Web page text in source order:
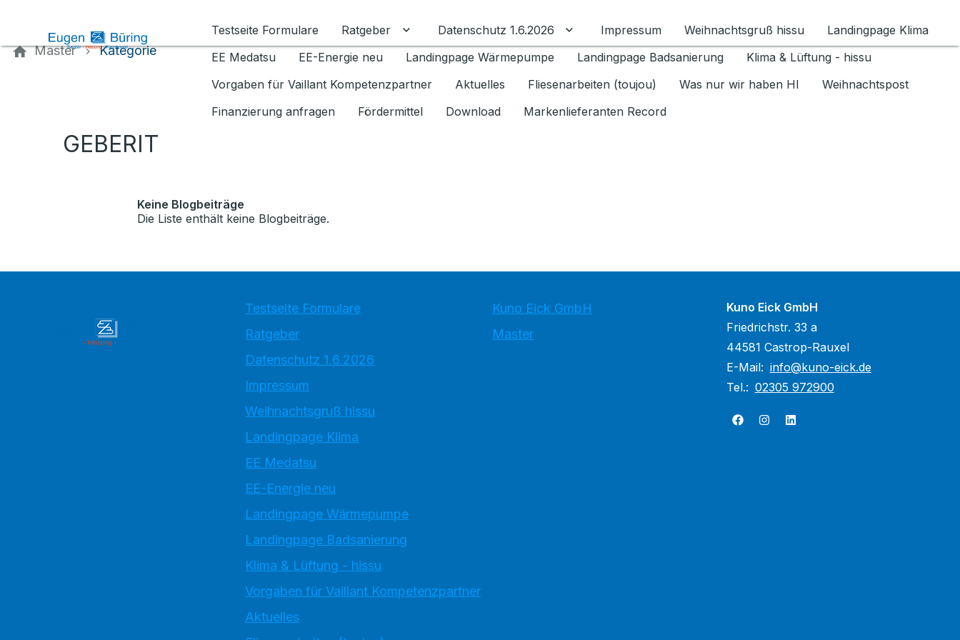
Testseite Formulare
Ratgeber Untermenü für Ratgeber umschalten
Datenschutz 1.6.2026 Untermenü für Datenschutz 1.6.2026 umschalten
Impressum Weihnachtsgruß hissu
Landingpage Klima
EE Medatsu
EE-Energie neu Landingpage Wärmepumpe Landingpage Badsanierung
Klima & Lüftung - hissu
Vorgaben für Vaillant Kompetenzpartner
Aktuelles Fliesenarbeiten (toujou) Was nur wir haben HI
Weihnachtspost
Finanzierung anfragen
Fördermittel Download Markenlieferanten Record
Master Kategorie
GEBERIT
Keine Blogbeiträge
Die Liste enthält keine Blogbeiträge.
Testseite Formulare
Ratgeber
Datenschutz 1.6.2026
Impressum
Weihnachtsgruß hissu
Landingpage Klima
EE Medatsu
EE-Energie neu
Landingpage Wärmepumpe
Landingpage Badsanierung
Klima & Lüftung - hissu
Vorgaben für Vaillant Kompetenzpartner
Aktuelles
Kuno Eick GmbH
Master
Kuno Eick GmbH
Friedrichstr. 33 a
44581 Castrop-Rauxel
E-Mail: info@kuno-eick.de
Tel.: 02305 972900